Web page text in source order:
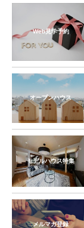
Web見学予約
オープンハウス
モデルハウス特集
メルマガ登録